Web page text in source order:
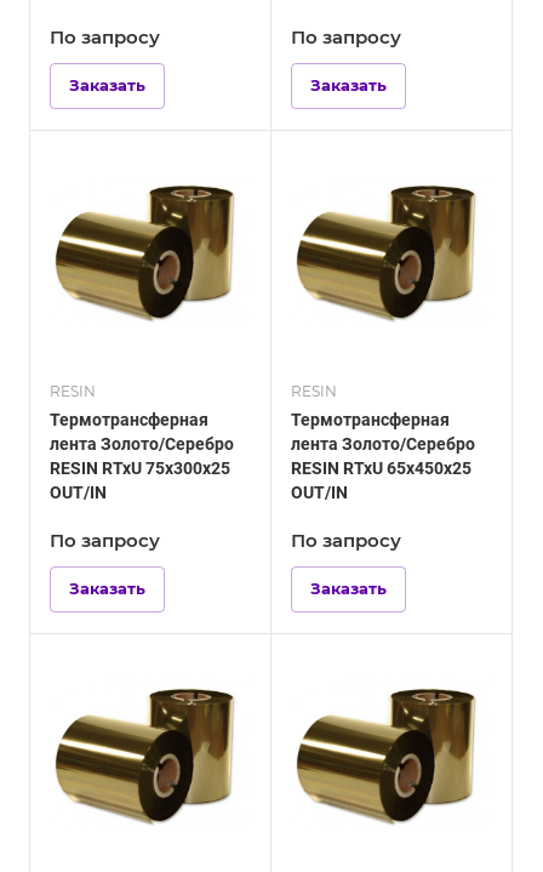
По запросу
Заказать
По запросу
Заказать
RESIN
Термотрансферная
лента Золото/Серебро
RESIN RTxU 75х300х25
OUT/IN
По запросу
Заказать
RESIN
Термотрансферная
лента Золото/Серебро
RESIN RTxU 65х450х25
OUT/IN
По запросу
Заказать